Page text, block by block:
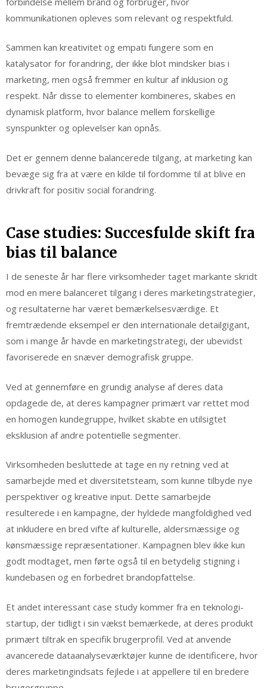
kommunikationen opleves som relevant og respektfuld.
Sammen kan kreativitet og empati fungere som en
katalysator for forandring, der ikke blot mindsker bias i
marketing, men også fremmer en kultur af inklusion og
respekt. Når disse to elementer kombineres, skabes en
dynamisk platform, hvor balance mellem forskellige
synspunkter og oplevelser kan opnås.
Det er gennem denne balancerede tilgang, at marketing kan
bevæge sig fra at være en kilde til fordomme til at blive en
drivkraft for positiv social forandring.
Case studies: Succesfulde skift fra
bias til balance
I de seneste år har flere virksomheder taget markante skridt
mod en mere balanceret tilgang i deres marketingstrategier,
og resultaterne har været bemærkelsesværdige. Et
fremtrædende eksempel er den internationale detailgigant,
som i mange år havde en marketingstrategi, der ubevidst
favoriserede en snæver demografisk gruppe.
Ved at gennemføre en grundig analyse af deres data
opdagede de, at deres kampagner primært var rettet mod
en homogen kundegruppe, hvilket skabte en utilsigtet
eksklusion af andre potentielle segmenter.
Virksomheden besluttede at tage en ny retning ved at
samarbejde med et diversitetsteam, som kunne tilbyde nye
perspektiver og kreative input. Dette samarbejde
resulterede i en kampagne, der hyldede mangfoldighed ved
at inkludere en bred vifte af kulturelle, aldersmæssige og
kønsmæssige repræsentationer. Kampagnen blev ikke kun
godt modtaget, men førte også til en betydelig stigning i
kundebasen og en forbedret brandopfattelse.
Et andet interessant case study kommer fra en teknologi-
startup, der tidligt i sin vækst bemærkede, at deres produkt
primært tiltrak en specifik brugerprofil. Ved at anvende
avancerede dataanalyseværktøjer kunne de identificere, hvor
deres marketingindsats fejlede i at appellere til en bredere